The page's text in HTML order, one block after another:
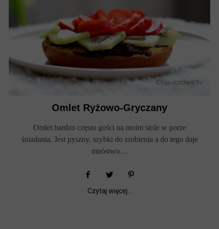
Omlet Ryżowo-Gryczany
Omlet bardzo często gości na moim stole w porze
śniadania. Jest pyszny, szybki do zrobienia a do tego daje
mnóstwo…
Czytaj więcej...